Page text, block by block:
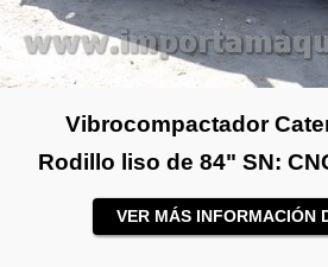
Vibrocompactador
Rodillo liso de 84" SN:
VER MÁS INFORMACIÓN